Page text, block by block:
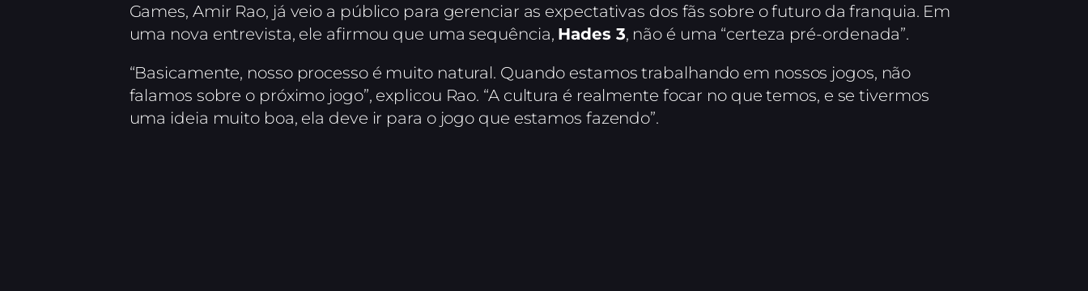
Games, Amir Rao, já veio a público para gerenciar as expectativas dos fãs sobre o futuro da franquia. Em
uma nova entrevista, ele afirmou que uma sequência, Hades 3, não é uma “certeza pré-ordenada”.
“Basicamente, nosso processo é muito natural. Quando estamos trabalhando em nossos jogos, não
falamos sobre o próximo jogo”, explicou Rao. “A cultura é realmente focar no que temos, e se tivermos
uma ideia muito boa, ela deve ir para o jogo que estamos fazendo”.